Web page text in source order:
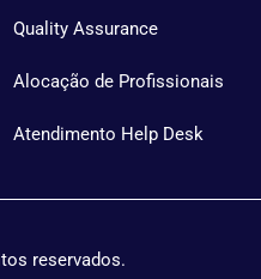
Quality Assurance
Alocação de Profissionais
Atendimento Help Desk
reservados.